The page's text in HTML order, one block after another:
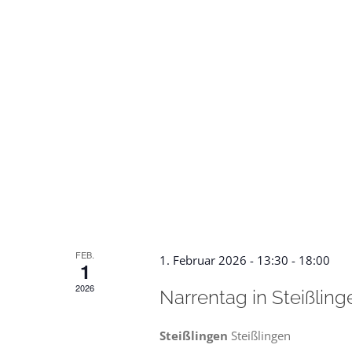
FEB.
1
2026
1. Februar 2026 - 13:30 - 18:00
Narrentag in
Steißlingen Steißlingen